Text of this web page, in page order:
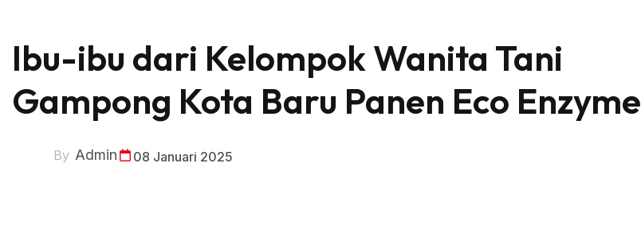
Ibu-ibu dari Kelompok Wanita Tani
Gampong Kota Baru Panen Eco Enzyme
By Admin 08 Januari 2025